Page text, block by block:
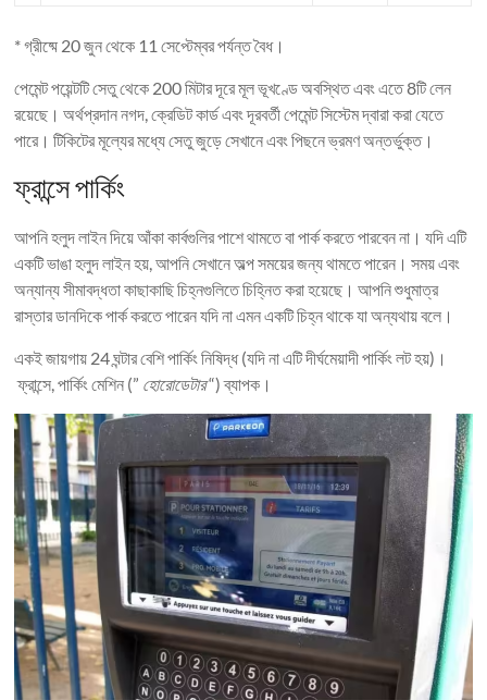
* গ্রীষ্মে 20 জুন থেকে 11 সেপ্টেম্বর পর্যন্ত বৈধ।
পেমেন্ট পয়েন্টটি সেতু থেকে 200 মিটার দূরে মূল ভূখণ্ডে অবস্থিত এবং এতে 8টি লেন
রয়েছে। অর্থপ্রদান নগদ, ক্রেডিট কার্ড এবং দূরবর্তী পেমেন্ট সিস্টেম দ্বারা করা যেতে
পারে। টিকিটের মূল্যের মধ্যে সেতু জুড়ে সেখানে এবং পিছনে ভ্রমণ অন্তর্ভুক্ত।
ফ্রান্সে পার্কিং
আপনি হলুদ লাইন দিয়ে আঁকা কার্বগুলির পাশে থামতে বা পার্ক করতে পারবেন না। যদি এটি
একটি ভাঙা হলুদ লাইন হয়, আপনি সেখানে অল্প সময়ের জন্য থামতে পারেন। সময় এবং
অন্যান্য সীমাবদ্ধতা কাছাকাছি চিহ্নগুলিতে চিহ্নিত করা হয়েছে। আপনি শুধুমাত্র
রাস্তার ডানদিকে পার্ক করতে পারেন যদি না এমন একটি চিহ্ন থাকে যা অন্যথায় বলে।
একই জায়গায় 24 ঘন্টার বেশি পার্কিং নিষিদ্ধ (যদি না এটি দীর্ঘমেয়াদী পার্কিং লট হয়)।
ফ্রান্সে, পার্কিং মেশিন (” হোরোডেটার“) ব্যাপক।